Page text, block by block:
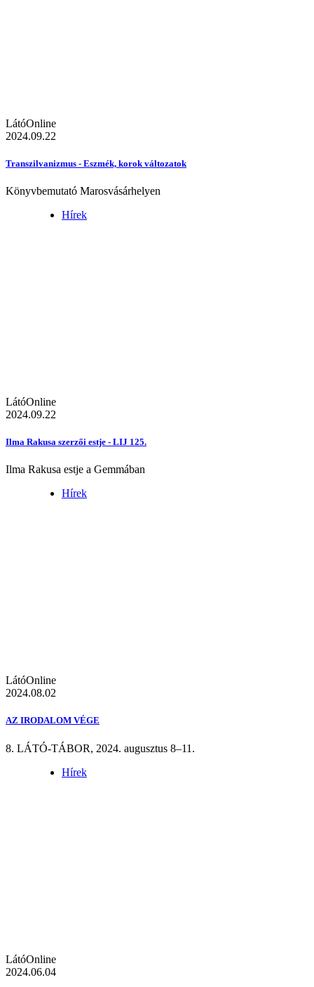
LátóOnline
2024.09.22
Transzilvanizmus - Eszmék, korok változatok
Könyvbemutató Marosvásárhelyen
Hírek
LátóOnline
2024.09.22
Ilma Rakusa szerzői estje - LIJ 125.
Ilma Rakusa estje a Gemmában
Hírek
LátóOnline
2024.08.02
AZ IRODALOM VÉGE
8. LÁTÓ-TÁBOR, 2024. augusztus 8–11.
Hírek
LátóOnline
2024.06.04